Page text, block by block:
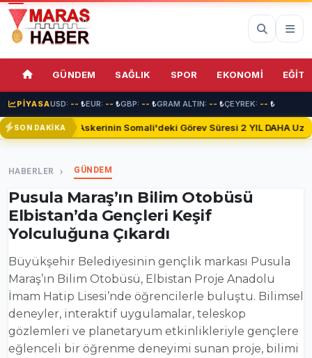
GÜNDEM SAĞLIK SPOR EKONOMİ
PİYASAUSD: -- ₺EUR: -- ₺GBP: -- ₺GRAM ALTIN: -- ₺ÇEYREK: -- ₺
SON DAKİKATürk Askerinin Somali'deki Görev Süresi 2 YIL DAHA
70%
HABERLER GÜNDEM
Pusula Maraş’ın Bilim Otobüsü
Elbistan’da Gençleri Keşif
Yolculuğuna Çıkardı
Büyükşehir Belediyesinin gençlik markası Pusula
Maraş’ın Bilim Otobüsü, Elbistan Proje Anadolu
İmam Hatip Lisesi’nde öğrencilerle buluştu. Bilimsel
deneyler, interaktif uygulamalar, teleskop
gözlemleri ve planetaryum etkinlikleriyle gençlere
eğlenceli bir öğrenme deneyimi sunan proje, bilimi